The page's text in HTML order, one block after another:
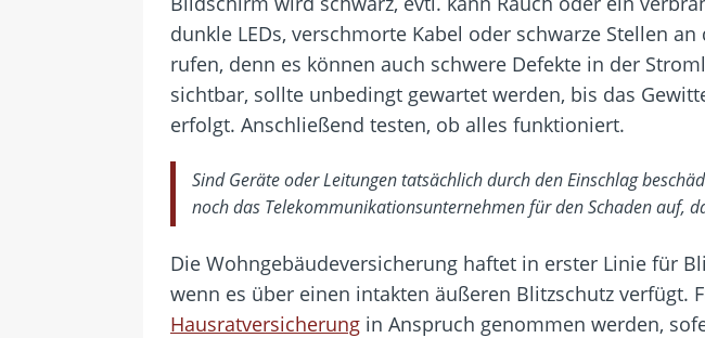
dunkle LEDs, verschmorte Kabel oder schwarze Stellen
rufen, denn es können auch schwere Defekte in der
sichtbar, sollte unbedingt gewartet werden, bis das
erfolgt. Anschließend testen, ob alles funktioniert.
Sind Geräte oder Leitungen tatsächlich durch den Einschlag
noch das Telekommunikationsunternehmen für den Schaden auf,
Die Wohngebäudeversicherung haftet in erster Linie für
wenn es über einen intakten äußeren Blitzschutz verfügt.
Hausratversicherung in Anspruch genommen werden,